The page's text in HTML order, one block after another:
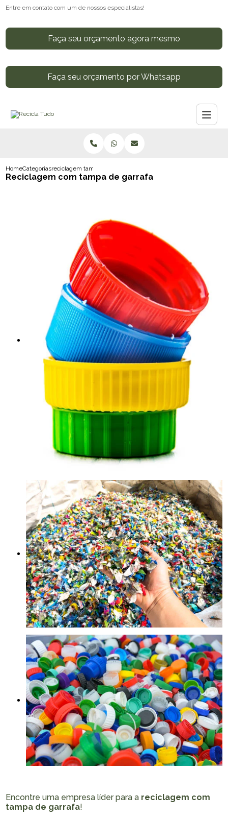
Entre em contato com um de nossos especialistas!
Faça seu orçamento agora mesmo
Faça seu orçamento por Whatsapp
HomeCategoriasreciclagem tampa garrafa
Reciclagem com tampa de garrafa
Encontre uma empresa líder para a reciclagem com
tampa de garrafa!